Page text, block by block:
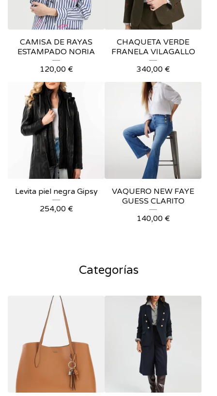
CAMISA DE RAYAS
ESTAMPADO NORIA
120,00 €
CHAQUETA VERDE
FRANELA VILAGALLO
340,00 €
Levita piel negra Gipsy
254,00 €
VAQUERO NEW FAYE
GUESS CLARITO
140,00 €
Categorías